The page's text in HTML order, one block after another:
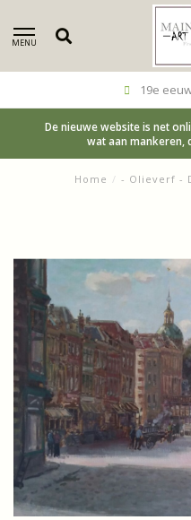
MENU
19e
De nieuwe website is net
wat aan mankeren,
Home / - Olieverf -